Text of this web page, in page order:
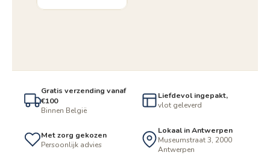
Gratis verzending vanaf
€100
Binnen België
Liefdevol ingepakt,
vlot geleverd
Met zorg gekozen
Persoonlijk advies
Lokaal in Antwerpen
Museumstraat 3, 2000
Antwerpen